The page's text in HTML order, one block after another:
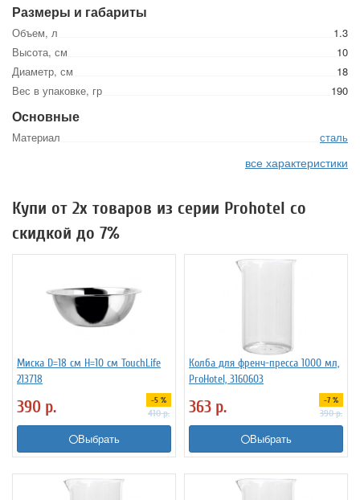
Размеры и габариты
Объем, л
1.3
Высота, см
10
Диаметр, см
18
Вес в упаковке, гр
190
Основные
Материал сталь
все характеристики
Купи от 2х товаров из серии Prohotel со
скидкой до 7%
Миска D=18 см H=10 см TouchLife
213718
390 р. -5 %
410р.
Выбрать
Колба для френч-пресса 1000 мл,
ProHotel, 3160603
363 р. -7 %
390р.
Выбрать